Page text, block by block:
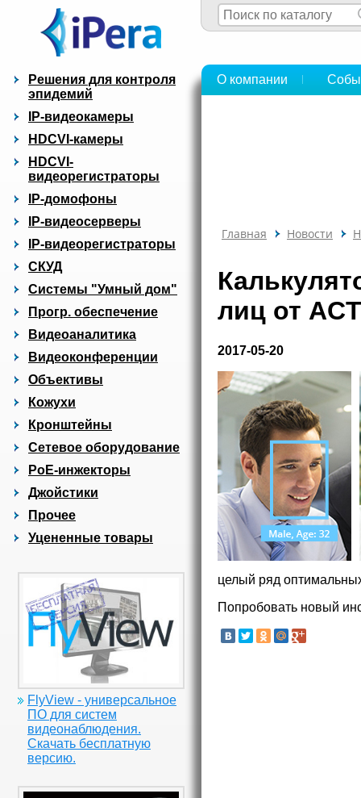
Решения для контроля
эпидемий
IP-видеокамеры
HDCVI-камеры
HDCVI-
видеорегистраторы
IP-домофоны
IP-видеосерверы
IP-видеорегистраторы
СКУД
Системы "Умный дом"
Прогр. обеспечение
Видеоаналитика
Видеоконференции
Объективы
Кожухи
Кронштейны
Сетевое оборудование
PoE-инжекторы
Джойстики
Прочее
Уцененные товары
FlyView - универсальное
ПО для систем
видеонаблюдения.
Скачать бесплатную
версию.
О компании
Главная Новости
лиц от
2017-05-20
целый ряд
Попробовать новый